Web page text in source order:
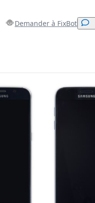
Demander à FixBot